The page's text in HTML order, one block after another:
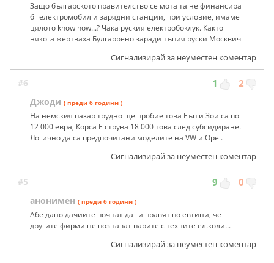
Защо българското правителство се мота та не финансира
бг електромобил и зарядни станции, при условие, имаме
цялото know how...? Чака руския електробоклук. Както
някога жертваха Булгаррено заради тъпия руски Москвич
Сигнализирай за неуместен коментар
#6 1 2
Джоди ( преди 6 години )
На немския пазар трудно ще пробие това Еъп и Зои са по
12 000 евра, Корса Е струва 18 000 това след субсидиране.
Логично да са предпочитани моделите на VW и Opel.
Сигнализирай за неуместен коментар
#5 9 0
анонимен ( преди 6 години )
Абе дано дачиите почнат да ги правят по евтини, че
другите фирми не познават парите с техните ел.коли...
Сигнализирай за неуместен коментар